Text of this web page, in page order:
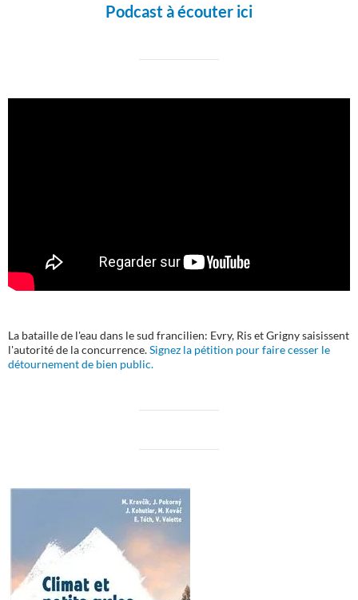
Podcast à écouter ici
La bataille de l'eau dans le sud francilien: Evry, Ris et Grigny saisissent
l'autorité de la concurrence.Signez la pétition pour faire cesser le
détournement de bien public.